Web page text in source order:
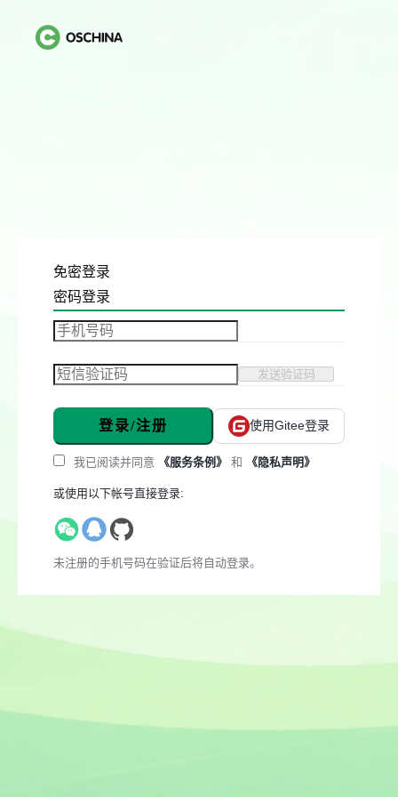
免密登录
密码登录
发送验证码
登录/注册 使用Gitee登录
我已阅读并同意 《服务条例》 和 《隐私声明》
或使用以下帐号直接登录:
未注册的手机号码在验证后将自动登录。